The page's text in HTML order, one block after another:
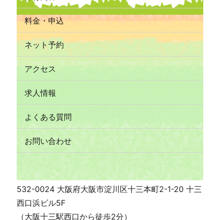
料金・申込
ネット予約
アクセス
求人情報
よくある質問
お問い合わせ
532-0024 大阪府大阪市淀川区十三本町2-1-20 十三
西口浜ビル5F
（大阪十三駅西口から徒歩2分）